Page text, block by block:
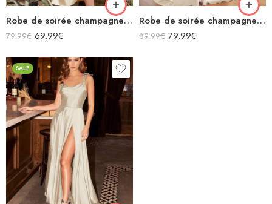
Robe de soirée champagne en satin col bénitier mi longue fendue à bretelles sans manches
79.99€ 69.99€
Robe de soirée champagne en satin décolleté carré longue fendue sirène
89.99€ 79.99€
SALE